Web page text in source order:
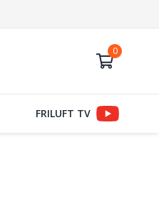
FRILUFT TV